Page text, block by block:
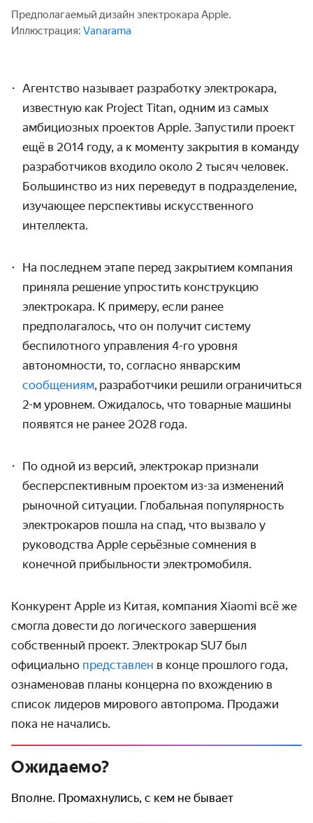
Предполагаемый дизайн электрокара Apple.
Иллюстрация: Vanarama
Агентство называет разработку электрокара,
известную как Project Titan, одним из самых
амбициозных проектов Apple. Запустили проект
ещё в 2014 году, а к моменту закрытия в команду
разработчиков входило около 2 тысяч человек.
Большинство из них переведут в подразделение,
изучающее перспективы искусственного
интеллекта.
На последнем этапе перед закрытием компания
приняла решение упростить конструкцию
электрокара. К примеру, если ранее
предполагалось, что он получит систему
беспилотного управления 4-го уровня
автономности, то, согласно январским
сообщениям, разработчики решили ограничиться
2-м уровнем. Ожидалось, что товарные машины
появятся не ранее 2028 года.
По одной из версий, электрокар признали
бесперспективным проектом из-за изменений
рыночной ситуации. Глобальная популярность
электрокаров пошла на спад, что вызвало у
руководства Apple серьёзные сомнения в
конечной прибыльности электромобиля.
Конкурент Apple из Китая, компания Xiaomi всё же
смогла довести до логического завершения
собственный проект. Электрокар SU7 был
официально представлен в конце прошлого года,
ознаменовав планы концерна по вхождению в
список лидеров мирового автопрома. Продажи
пока не начались.
Ожидаемо?
Вполне. Промахнулись, с кем не бывает